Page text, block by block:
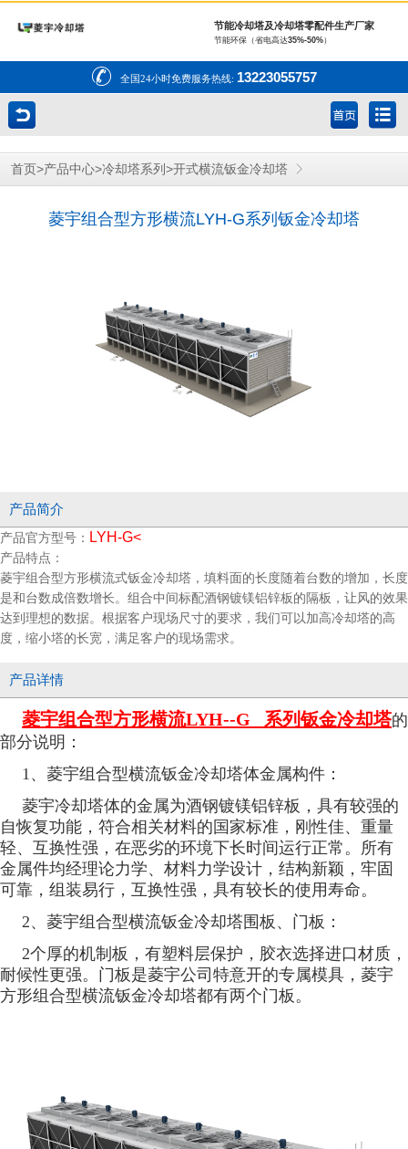
节能冷却塔及冷却塔零配件生产厂家
节能环保（省电高达35%-50%）
全国24小时免费服务热线: 13223055757
首页 >产品中心>冷却塔系列 >开式横流钣金冷却塔
菱宇组合型方形横流LYH-G系列钣金冷却塔
产品简介
产品官方型号： LYH-G<
产品特点：
菱宇组合型方形横流式钣金冷却塔，填料面的长度随着台数的增加，长度
是和台数成倍数增长。组合中间标配酒钢镀镁铝锌板的隔板，让风的效果
达到理想的数据。根据客户现场尺寸的要求，我们可以加高冷却塔的高
度，缩小塔的长宽，满足客户的现场需求。
产品详情
菱宇组合型方形横流LYH--G 系列钣金冷却塔的
部分说明：
1、菱宇组合型横流钣金冷却塔体金属构件：
菱宇冷却塔体的金属为酒钢镀镁铝锌板，具有较强的
自恢复功能，符合相关材料的国家标准，刚性佳、重量
轻、互换性强，在恶劣的环境下长时间运行正常。所有
金属件均经理论力学、材料力学设计，结构新颖，牢固
可靠，组装易行，互换性强，具有较长的使用寿命。
2、菱宇组合型横流钣金冷却塔围板、门板：
2个厚的机制板，有塑料层保护，胶衣选择进口材质，
耐候性更强。门板是菱宇公司特意开的专属模具，菱宇
方形组合型横流钣金冷却塔都有两个门板。